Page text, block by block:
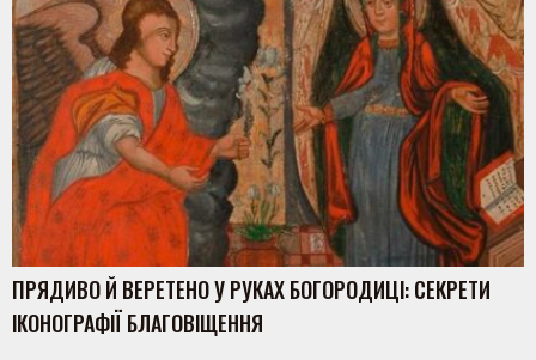
ПРЯДИВО Й ВЕРЕТЕНО У РУКАХ БОГОРОДИЦІ: СЕКРЕТИ
ІКОНОГРАФІЇ БЛАГОВІЩЕННЯ